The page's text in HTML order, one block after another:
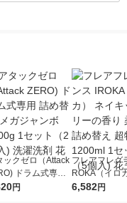
ックゼロ（Attack
ドラム式専用
替え メガジャン
円
フレアフレグ
ROKA（イロ
イキッドリリ
6,582円